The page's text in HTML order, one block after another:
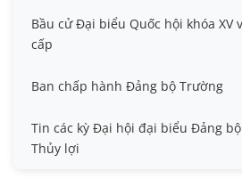
Bầu cử Đại biểu Quốc hội khóa XV
cấp
Ban chấp hành Đảng bộ Trường
Tin các kỳ Đại hội đại biểu Đảng
Thủy lợi